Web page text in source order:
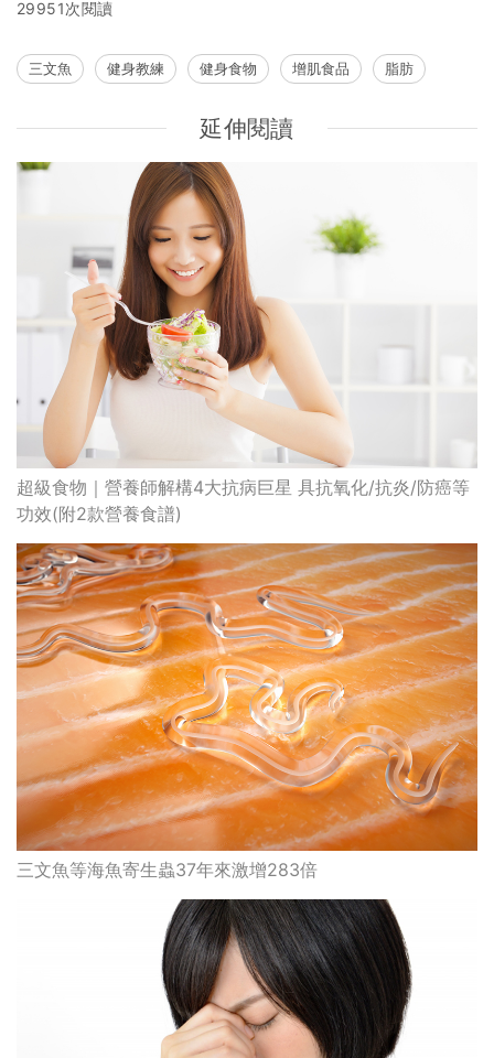
29951次閱讀
三文魚 健身教練 健身食物 增肌食品 脂肪
延伸閱讀
超級食物｜營養師解構4大抗病巨星 具抗氧化/抗炎/防癌等
功效(附2款營養食譜)
三文魚等海魚寄生蟲37年來激增283倍